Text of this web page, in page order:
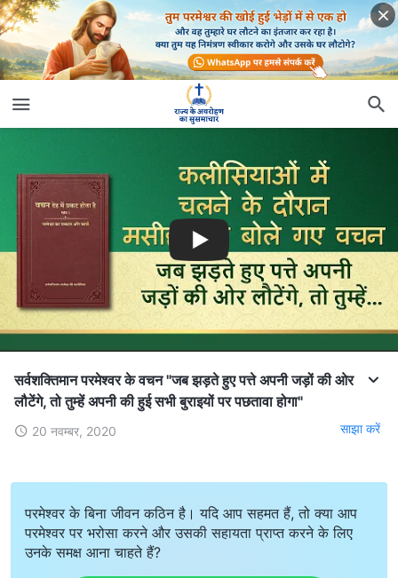
सर्वशक्तिमान परमेश्वर के वचन "जब झड़ते हुए पत्ते अपनी जड़ों की ओर
लौटेंगे, तो तुम्हें अपनी की हुई सभी बुराइयों पर पछतावा होगा"
20 नवम्बर, 2020 साझा करें
परमेश्वर के बिना जीवन कठिन है। यदि आप सहमत हैं, तो क्या आप
परमेश्वर पर भरोसा करने और उसकी सहायता प्राप्त करने के लिए
उनके समक्ष आना चाहते हैं?